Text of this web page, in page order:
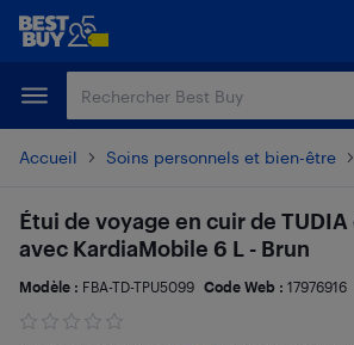
Passer
principal
Passer
Accueil Soins personnels et bien-être
Étui de voyage en cuir de
avec KardiaMobile 6 L - Brun
Modèle : FBA-TD-TPU5099 Code Web : 17976916